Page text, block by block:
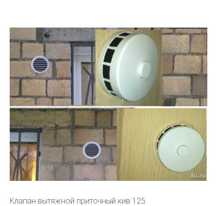
Клапан вытяжной приточный кив 125